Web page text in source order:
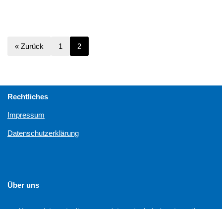
« Zurück 1 2
Rechtliches
Impressum
Datenschutzerklärung
Über uns